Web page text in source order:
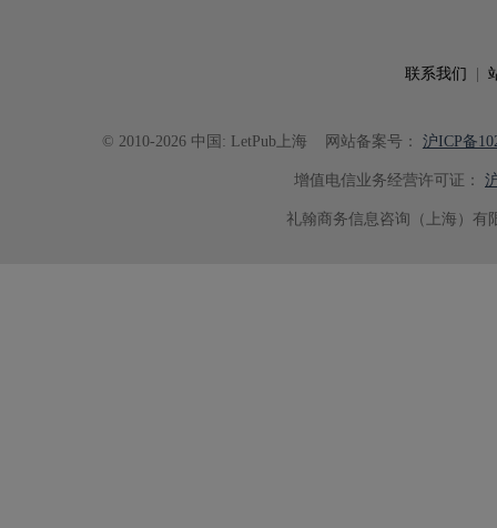
联系我们 |
© 2010-2026 中国: LetPub上海 网站备案号： 沪ICP备
增值电信业务经营许可证：
礼翰商务信息咨询（上海）